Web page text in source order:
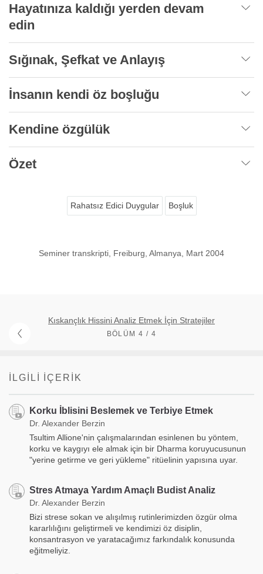
Hayatınıza kaldığı yerden devam
edin
Sığınak, Şefkat ve Anlayış
İnsanın kendi öz boşluğu
Kendine özgülük
Özet
Rahatsız Edici Duygular Boşluk
Seminer transkripti, Freiburg, Almanya, Mart 2004
Kıskançlık Hissini Analiz Etmek İçin Stratejiler
BÖLÜM 4 / 4
İLGILI İÇERIK
Korku İblisini Beslemek ve Terbiye Etmek
Dr. Alexander Berzin
Tsultim Allione'nin çalışmalarından esinlenen bu yöntem,
korku ve kaygıyı ele almak için bir Dharma koruyucusunun
"yerine getirme ve geri yükleme" ritüelinin yapısına uyar.
Stres Atmaya Yardım Amaçlı Budist Analiz
Dr. Alexander Berzin
Bizi strese sokan ve alışılmış rutinlerimizden özgür olma
kararlılığını geliştirmeli ve kendimizi öz disiplin,
konsantrasyon ve yaratacağımız farkındalık konusunda
eğitmeliyiz.